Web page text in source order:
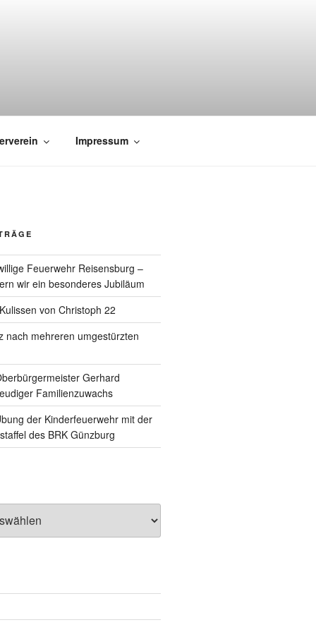
Impressum
Feuerwehr Reisensburg –
wir ein besonderes Jubiläum
von Christoph 22
nach mehreren umgestürzten
Gerhard
Familienzuwachs
der Kinderfeuerwehr mit der
des BRK Günzburg